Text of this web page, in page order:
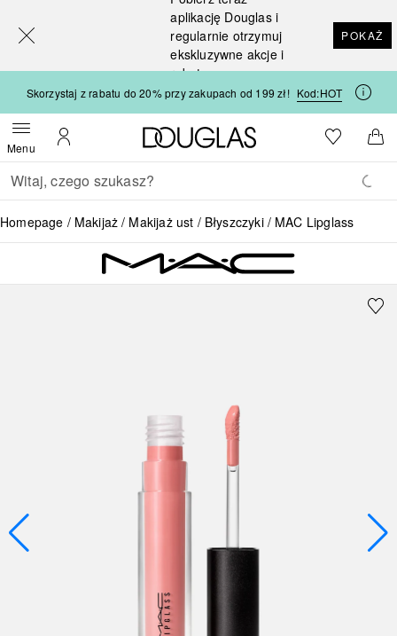
aplikację Douglas i
regularnie otrzymuj
ekskluzywne akcje i
rabaty
POKAŻ
Skorzystaj z rabatu do 20% przy zakupach od 199 zł! Kod:HOT
MenuOtwórz menuMoje konto
Strona główna Douglas
Do listyDo
Wracać
Wykonaj wyszukiwanie
Homepage Makijaż Makijaż ust Błyszczyki MAC Lipglass
[navigation.slideout.screenreader]